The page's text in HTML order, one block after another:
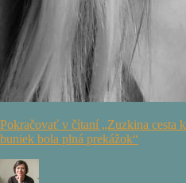
Pokračovať v čítaní „Zuzkina cesta
buniek bola plná prekážok“